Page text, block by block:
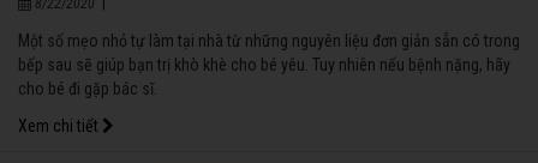
8/22/2020
Một số mẹo nhỏ tự làm tại nhà từ những nguyên liệu đơn giản sẵn có trong
bếp sau sẽ giúp bạn trị khò khè cho bé yêu. Tuy nhiên nếu bệnh nặng, hãy
cho bé đi gặp bác sĩ.
Xem chi tiết